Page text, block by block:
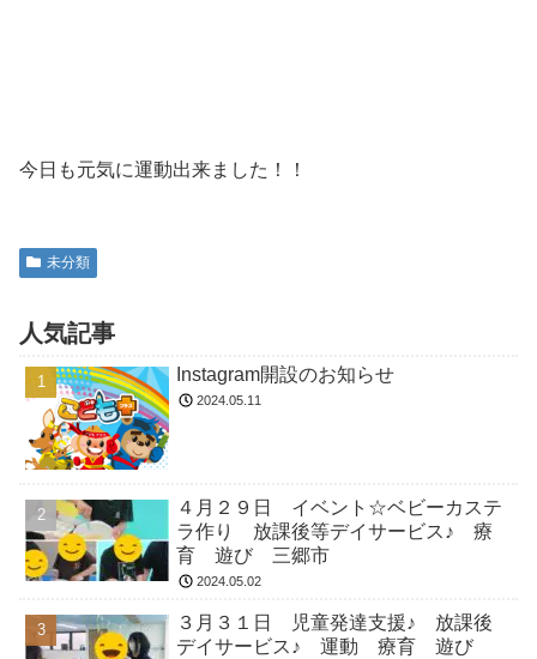
今日も元気に運動出来ました！！
未分類
人気記事
Instagram開設のお知らせ
2024.05.11
４月２９日 イベント☆ベビーカステ
ラ作り 放課後等デイサービス♪ 療
育 遊び 三郷市
2024.05.02
３月３１日 児童発達支援♪ 放課後
デイサービス♪ 運動 療育 遊び